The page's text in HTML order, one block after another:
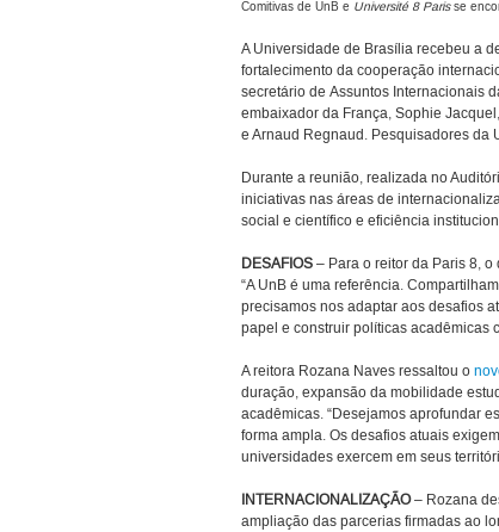
Comitivas de UnB e Université 8 Parisse
A Universidade de Brasília recebeu a
fortalecimento da cooperação
secretário de Assuntos Internacionais
embaixador da França, Sophie
e Arnaud Regnaud. Pesquisadores da
Durante a reunião, realizada no
iniciativas nas áreas de
social e científico e eficiência
DESAFIOS – Para o reitor da Paris 8,
“A UnB é uma referência.
precisamos nos adaptar aos desafios
papel e construir políticas acadêmicas
A reitora Rozana Naves ressaltou o
duração, expansão da mobilidade
acadêmicas. “Desejamos aprofundar
forma ampla. Os desafios atuais
universidades exercem em seus
INTERNACIONALIZAÇÃO– Rozana
ampliação das parcerias firmadas ao